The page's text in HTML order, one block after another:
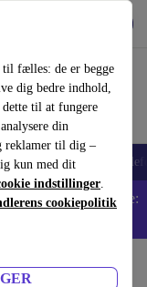
til fælles: de er begge
dig bedre indhold,
til at fungere
din
reklamer til dig –
kun med dit
indstillinger.
cookiepolitik
Tilbehør
computere - Kode: